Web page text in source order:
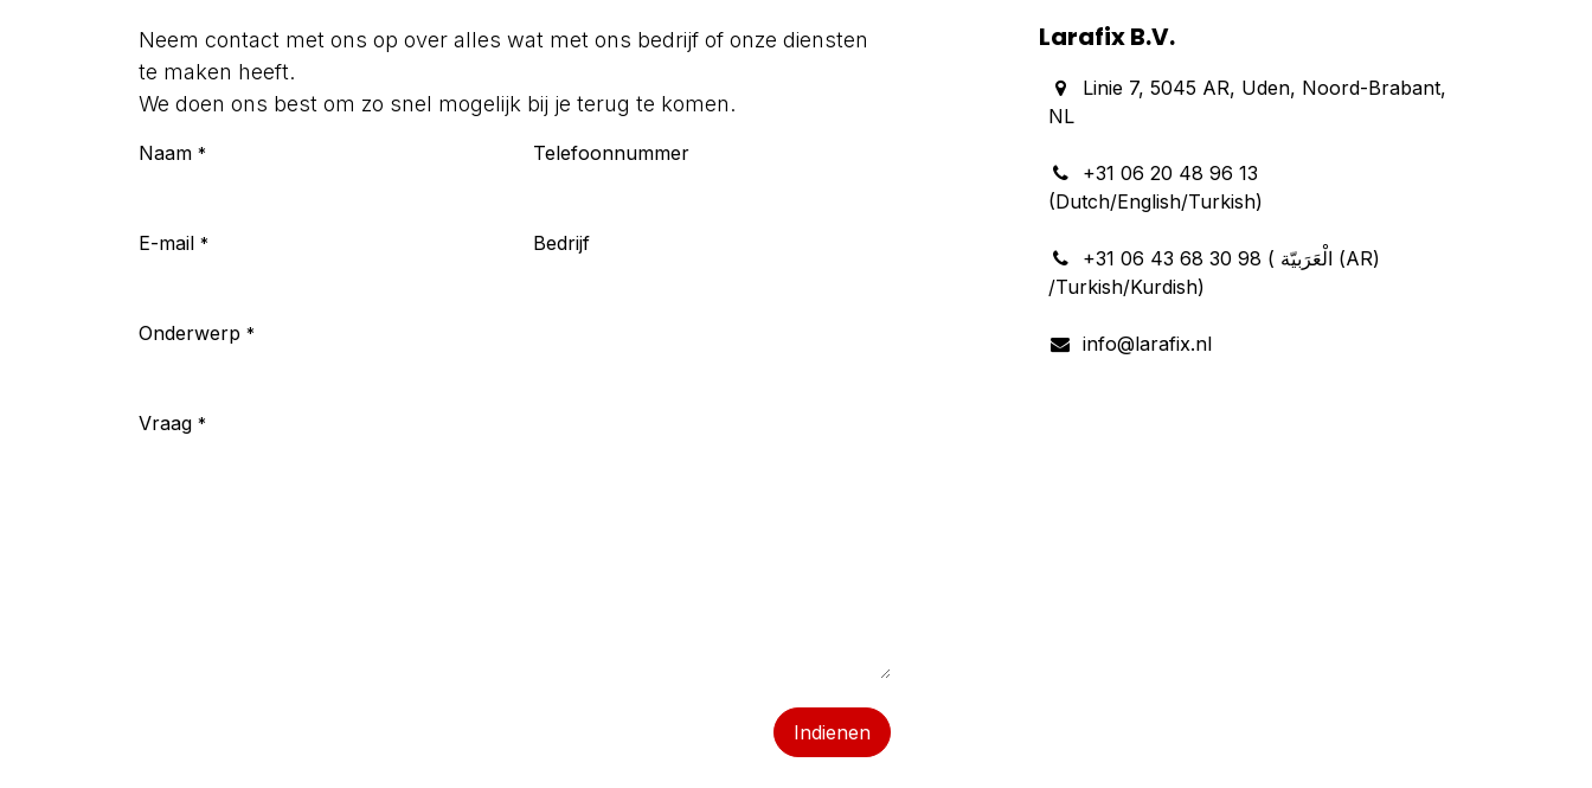
Neem contact met ons op over alles wat met ons bedrijf of onze diensten
te maken heeft.
We doen ons best om zo snel mogelijk bij je terug te komen.
Naam * Telefoonnummer
E-mail * Bedrijf
Onderwerp *
Vraag *
Indienen
Larafix B.V.
Linie 7, 5045 AR, Uden, Noord-Brabant,
NL
+31 06 20 48 96 13
(Dutch/English/Turkish)
+31 06 43 68 30 98 ( الْعَرَبيّة (AR)
/Turkish/Kurdish)
info@larafix.nl